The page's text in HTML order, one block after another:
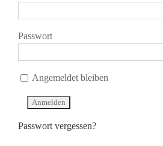
Passwort
Angemeldet bleiben
Passwort vergessen?